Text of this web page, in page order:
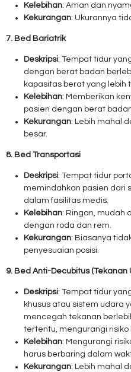
Kelebihan: Aman dan
Kekurangan: Ukurannya
7. Bed Bariatrik
Deskripsi: Tempat tidur
dengan berat badan
kapasitas berat yang lebih
Kelebihan: Memberikan
pasien dengan berat
Kekurangan: Lebih mahal
besar.
8. Bed Transportasi
Deskripsi: Tempat tidur
memindahkan pasien dari
dalam fasilitas medis.
Kelebihan: Ringan, mudah
dengan roda dan rem.
Kekurangan: Biasanya
penyesuaian posisi.
9. Bed Anti-Decubitus (Tekanan
Deskripsi: Tempat tidur
khusus atau sistem udara
mencegah tekanan
tertentu, mengurangi risiko
Kelebihan: Mengurangi
harus berbaring dalam
Kekurangan: Lebih mahal